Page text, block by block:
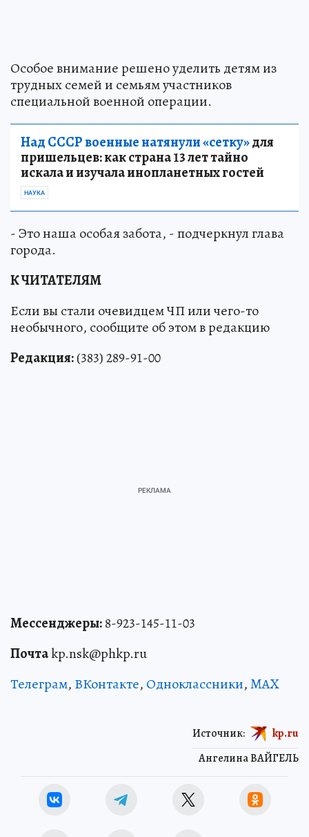
Особое внимание решено уделить детям из
трудных семей и семьям участников
специальной военной операции.
Над СССР военные натянули «сетку»для
пришельцев: как страна 13 лет тайно
искала и изучала инопланетных гостей
НАУКА
- Это наша особая забота, - подчеркнул глава
города.
К ЧИТАТЕЛЯМ
Если вы стали очевидцем ЧП или чего-то
необычного, сообщите об этом в редакцию
Редакция:(383) 289-91-00
Мессенджеры:8-923-145-11-03
Почтаkp.nsk@phkp.ru
Телеграм, ВКонтакте, Одноклассники,MAX
Ангелина ВАЙГЕЛЬ
Источник: kp.ru